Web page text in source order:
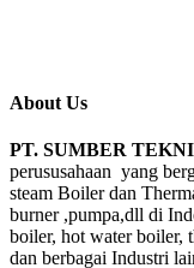
About Us
PT. SUMBER
perususahaan yang
steam Boiler dan
burner ,pumpa,dll di
boiler, hot water boiler,
dan berbagai Industri